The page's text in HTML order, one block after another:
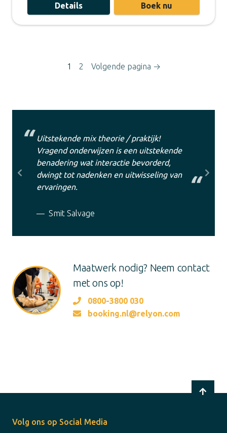
Details Boek nu
1 2 Volgende pagina →
Uitstekende mix theorie / praktijk!
Vragend onderwijzen is een uitstekende
benadering wat interactie bevorderd,
dwingt tot nadenken en uitwisseling van
ervaringen.
Smit Salvage
Previous Next
Maatwerk nodig? Neem contact
met ons op!
0800-3800 030
booking.nl@relyon.com
Volg ons op Social Media